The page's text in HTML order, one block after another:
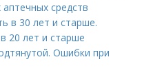
средств
в 30 лет и старше.
20 лет и старше
Ошибки при